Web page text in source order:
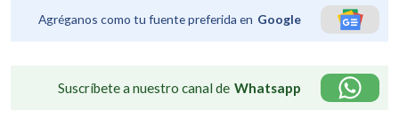
Agréganos como tu fuente preferida en Google
Suscríbete a nuestro canal de Whatsapp